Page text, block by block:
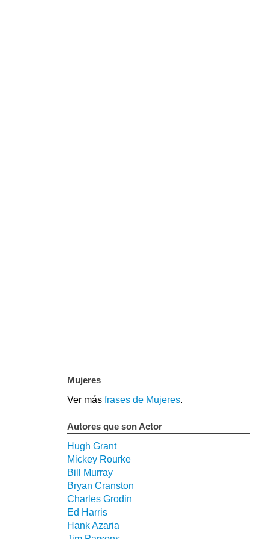
Mujeres
Ver más frases de Mujeres.
Autores que son Actor
Hugh Grant
Mickey Rourke
Bill Murray
Bryan Cranston
Charles Grodin
Ed Harris
Hank Azaria